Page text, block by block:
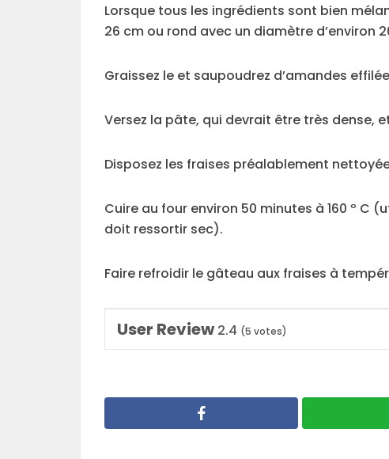
Lorsque tous les ingrédients sont bien
26 cm ou rond avec un diamètre d’environ
Graissez le et saupoudrez d’amandes
Versez la pâte, qui devrait être très dense,
Disposez les fraises préalablement
Cuire au four environ 50 minutes à 160 º C
doit ressortir sec).
Faire refroidir le gâteau aux fraises à
User Review 2.4 (5 votes)